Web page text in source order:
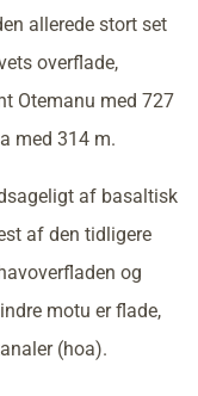
allerede stort set
overflade,
Otemanu med 727
med 314 m.
af basaltisk
af den tidligere
og
motu er flade,
(hoa).